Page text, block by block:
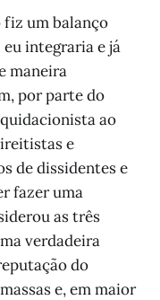
fiz um balanço
eu integraria e já
maneira
por parte do
ao
e
de dissidentes e
fazer uma
as três
verdadeira
do
e, em maior